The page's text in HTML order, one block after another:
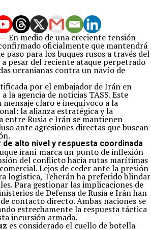
— En medio de una creciente tensión
oficialmente que mantendrá
paso para los buques rusos a través del
a pesar del reciente ataque perpetrado
ucranianas contra un navío de
por el embajador de Irán en
la agencia de noticias TASS. Este
claro e inequívoco a la
la alianza estratégica y la
entre Rusia e Irán se mantienen
ante agresiones directas que buscan
alto nivel y respuesta coordinada
iraní marca un punto de inflexión
del conflicto hacia rutas marítimas
Lejos de ceder ante la presión
logística, Teherán ha preferido blindar
Para gestionar las implicaciones de
de Defensa de Rusia e Irán han
contacto directo. Ambas naciones se
estrechamente la respuesta táctica
incursión armada.
es considerado el cuello de botella